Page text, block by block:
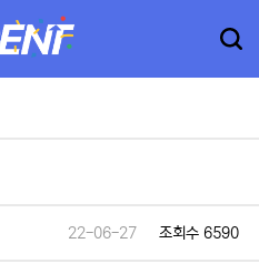
22-06-27 조회수 6590